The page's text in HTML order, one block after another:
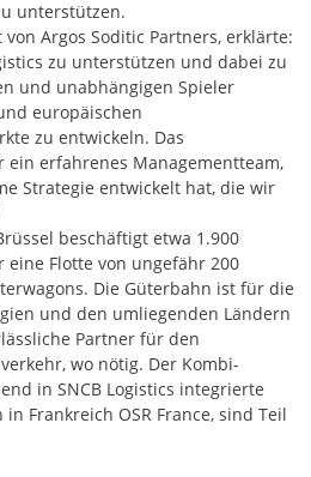
unterstützen.
Argos Soditic Partners, erklärte:
zu unterstützen und dabei zu
und unabhängigen Spieler
europäischen
zu entwickeln. Das
erfahrenes Managementteam,
Strategie entwickelt hat, die wir
beschäftigt etwa 1.900
Flotte von ungefähr 200
Die Güterbahn ist für die
und den umliegenden Ländern
Partner für den
wo nötig. Der Kombi-
in SNCB Logistics integrierte
Frankreich OSR France, sind Teil